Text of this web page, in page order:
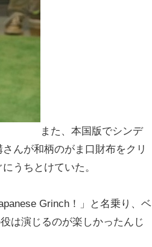
また、本国版でシンデ
んが和柄のがま口財布をクリ
うちとけていた。
Grinch！」と名乗り、ベ
は演じるのが楽しかったんじ